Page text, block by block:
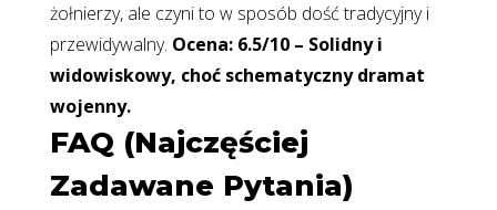
żołnierzy, ale czyni to w sposób dość tradycyjny i
przewidywalny. Ocena: 6.5/10 – Solidny i
widowiskowy, choć schematyczny dramat
wojenny.
FAQ (Najczęściej
Zadawane Pytania)